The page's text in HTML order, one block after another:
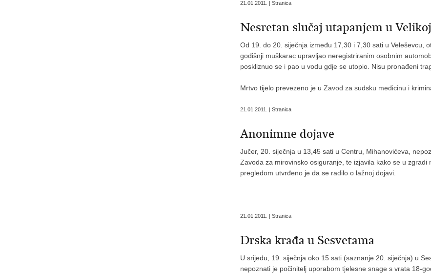
21.01.2011. | Stranica
Nesretan slučaj utapanjem u
Od 19. do 20. siječnja između 17,30 i 7,30 sati u Veleševcu,
godišnji muškarac upravljao neregistriranim osobnim
poskliznuo se i pao u vodu gdje se utopio. Nisu pronađeni
Mrtvo tijelo prevezeno je u Zavod za sudsku medicinu i
21.01.2011. | Stranica
Anonimne dojave
Jučer, 20. siječnja u 13,45 sati u Centru, Mihanovićeva,
Zavoda za mirovinsko osiguranje, te izjavila kako se u
pregledom utvrđeno je da se radilo o lažnoj dojavi.
21.01.2011. | Stranica
Drska krađa u Sesvetama
U srijedu, 19. siječnja oko 15 sati (saznanje 20. siječnja) u
nepoznati je počinitelj uporabom tjelesne snage s vrata 18-